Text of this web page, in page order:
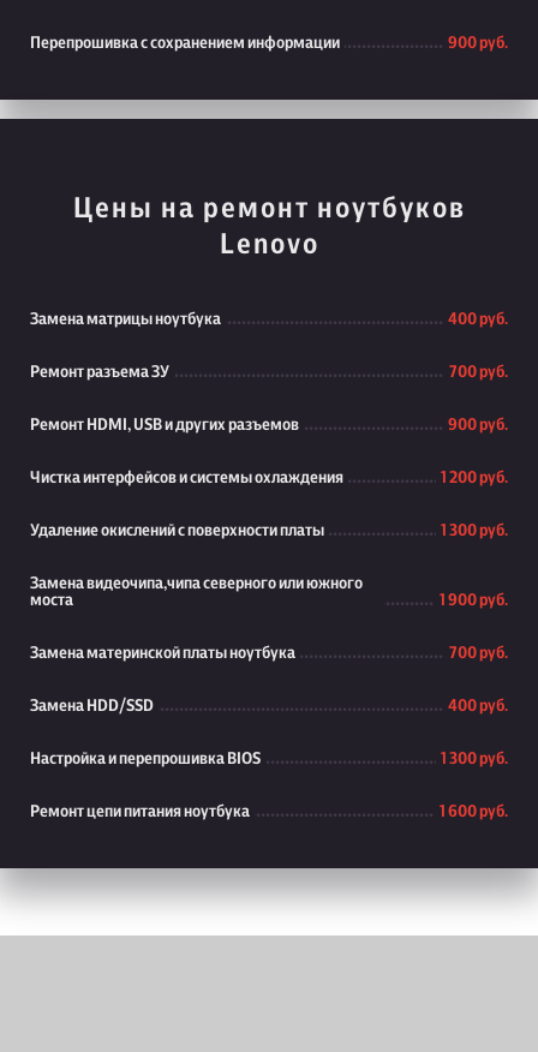
Перепрошивка с сохранением информации 900 руб.
Цены на ремонт ноутбуков
Lenovo
Замена матрицы ноутбука 400 руб.
Ремонт разъема ЗУ 700 руб.
Ремонт HDMI, USB и других разъемов 900 руб.
Чистка интерфейсов и системы охлаждения 1 200 руб.
Удаление окислений с поверхности платы 1 300 руб.
Замена видеочипа,чипа северного или южного
моста
1 900 руб.
Замена материнской платы ноутбука 700 руб.
Замена HDD/SSD 400 руб.
Настройка и перепрошивка BIOS 1 300 руб.
Ремонт цепи питания ноутбука 1 600 руб.